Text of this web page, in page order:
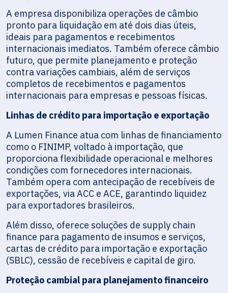
A empresa disponibiliza operações de câmbio
pronto para liquidação em até dois dias úteis,
ideais para pagamentos e recebimentos
internacionais imediatos. Também oferece câmbio
futuro, que permite planejamento e proteção
contra variações cambiais, além de serviços
completos de recebimentos e pagamentos
internacionais para empresas e pessoas físicas.
Linhas de crédito para importação e exportação
A Lumen Finance atua com linhas de financiamento
como o FINIMP, voltado à importação, que
proporciona flexibilidade operacional e melhores
condições com fornecedores internacionais.
Também opera com antecipação de recebíveis de
exportações, via ACC e ACE, garantindo liquidez
para exportadores brasileiros.
Além disso, oferece soluções de supply chain
finance para pagamento de insumos e serviços,
cartas de crédito para importação e exportação
(SBLC), cessão de recebíveis e capital de giro.
Proteção cambial para planejamento financeiro